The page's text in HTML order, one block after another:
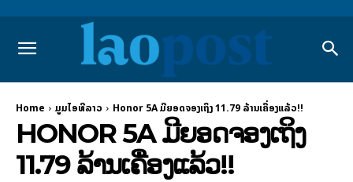
Home ມູມໄອທີລາວ Honor 5A ມີຍອດຈອງເຖິງ 11.79 ລ້ານເຄື່ອງແລ້ວ!!
HONOR 5A ມີຍອດຈອງເຖິງ
11.79 ລ້ານເຄື່ອງແລ້ວ!!